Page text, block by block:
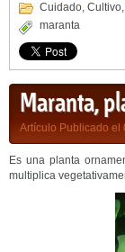
Cuidado, Cultivo,
maranta
Maranta,
Artículo Publicado el
Es una planta
multiplica